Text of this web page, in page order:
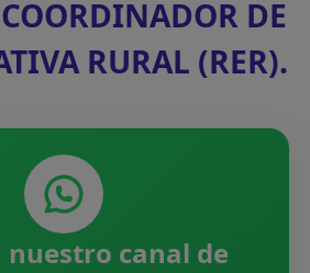
DE
RURAL (RER).
nuestro canal de